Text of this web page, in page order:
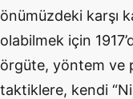
önümüzdeki karşı
olabilmek için
örgüte, yöntem ve
taktiklere, kendi